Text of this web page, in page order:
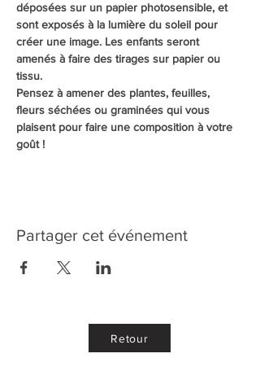
déposées sur un papier photosensible, et
sont exposés à la lumière du soleil pour
créer une image. Les enfants seront
amenés à faire des tirages sur papier ou
tissu.
Pensez à amener des plantes, feuilles,
fleurs séchées ou graminées qui vous
plaisent pour faire une composition à votre
goût !
Partager cet événement
Retour